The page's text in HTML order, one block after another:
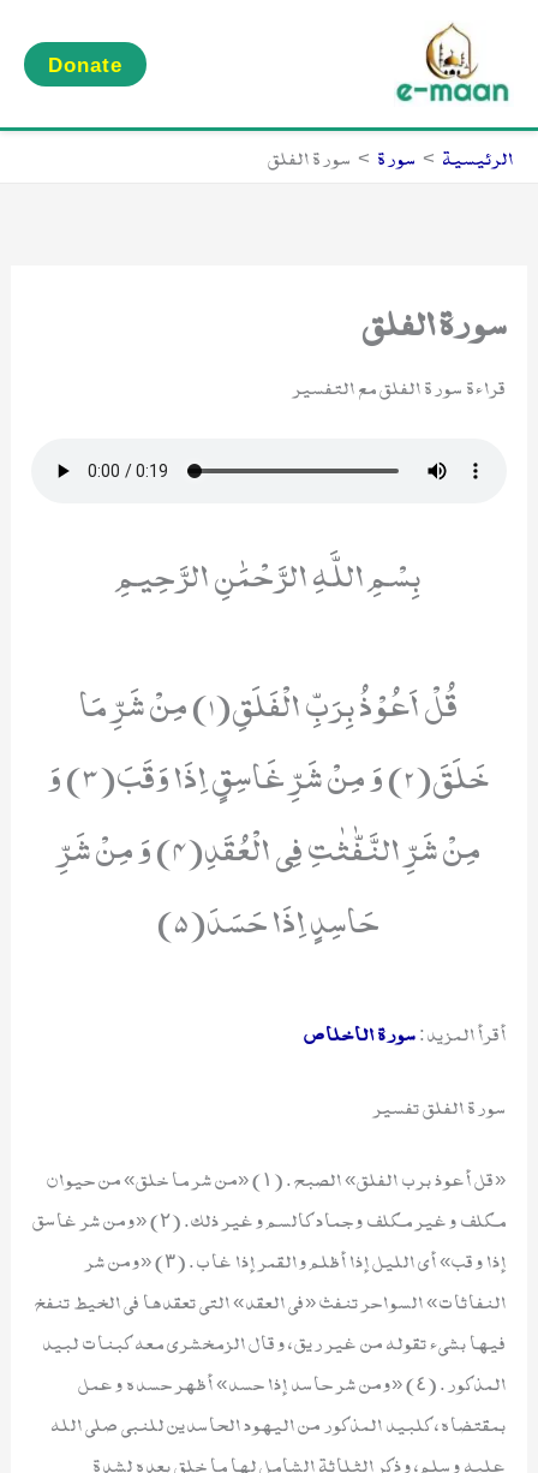
المحتوى
Donate
الرئيسية سورة سورة الفلق
سورة الفلق
قراءة سورة الفلق مع التفسير
بِسْمِ اللَّهِ الرَّحْمَٰنِ الرَّحِيمِ
قُلْ اَعُوْذُ بِرَبِّ الْفَلَقِ(1) مِنْ شَرِّ مَا
خَلَقَ(2) وَ مِنْ شَرِّ غَاسِقٍ اِذَا وَقَبَ(3) وَ
مِنْ شَرِّ النَّفّٰثٰتِ فِی الْعُقَدِ(4) وَ مِنْ شَرِّ
حَاسِدٍ اِذَا حَسَدَ(5)
أقرأ المزيد:سورة الاخلاص
سورة الفلق تفسير
«قل أعوذ برب الفلق» الصبح. (١) «من شر ما خلق» من حيوان
مكلف وغير مكلف وجماد كالسم وغير ذلك. (٢) «ومن شر غاسق
إذا وقب» أي الليل إذا أظلم والقمر إذا غاب. (٣) «ومن شر
النفاثات» السواحر تنفث «في العقد» التي تعقدها في الخيط تنفخ
فيها بشيء تقوله من غير ريق، وقال الزمخشري معه كبنات لبيد
المذكور. (٤) «ومن شر حاسد إذا حسد» أظهر حسده وعمل
بمقتضاه، كلبيد المذكور من اليهود الحاسدين للنبي صلى الله
عليه وسلم، وذكر الثلاثة الشامل لها ما خلق بعده لشدة